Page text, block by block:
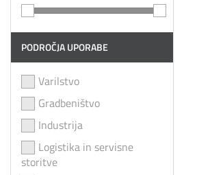
PODROČJA UPORABE
Varilstvo
Gradbeništvo
Industrija
Logistika in servisne
storitve